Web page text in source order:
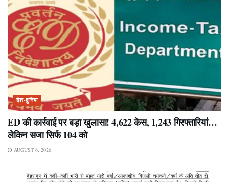
देश-दुनिया
ED की कार्रवाई पर बड़ा खुलासा! 4,622 केस, 1,243 गिरफ्तारियां…
लेकिन सजा सिर्फ 104 को
AUGUST 6, 2026